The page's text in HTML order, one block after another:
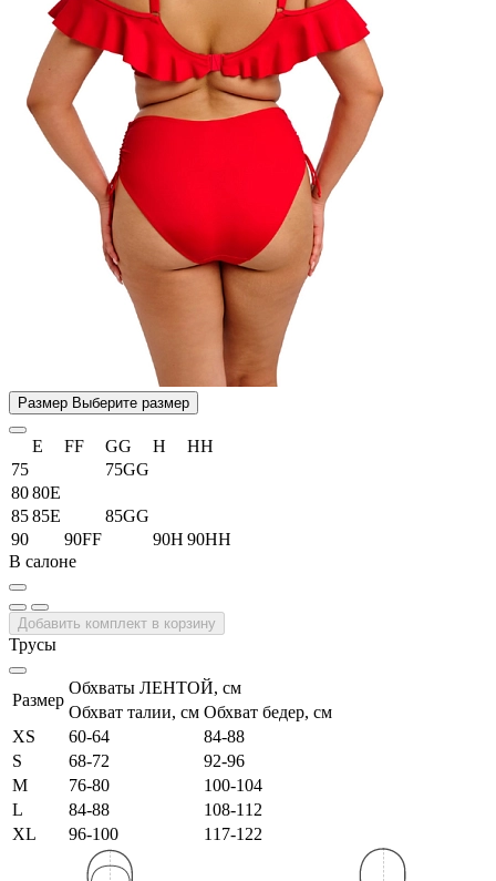
Размер Выберите размер
E FF GG H
HH
75
75GG
8080E
8585E
85GG
90
90FF 90H 90HH
В салоне
Добавить комплект в корзину
Трусы
Размер
Обхваты ЛЕНТОЙ, см
Обхват талии, см Обхват бедер, см
XS
60-64
84-88
S
68-72
92-96
M
76-80
100-104
L
84-88
108-112
XL
96-100 117-122